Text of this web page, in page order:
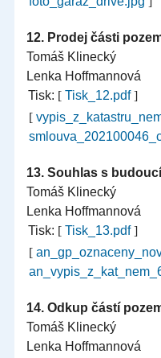
12. Prodej části
Tomáš Klinecký
Lenka Hoffmannová
Tisk: [ Tisk_12.pdf]
[
13. Souhlas s
Tomáš Klinecký
Lenka Hoffmannová
Tisk: [ Tisk_13.pdf]
[
14. Odkup částí
Tomáš Klinecký
Lenka Hoffmannová